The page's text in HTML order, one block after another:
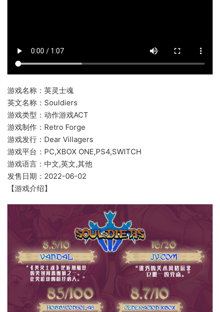
游戏名称：英灵士魂
英文名称：Souldiers
游戏类型：动作游戏ACT
游戏制作：Retro Forge
游戏发行：Dear Villagers
游戏平台：PC,XBOX ONE,PS4,SWITCH
游戏语言：中文,英文,其他
发售日期：2022-06-02
【游戏介绍】